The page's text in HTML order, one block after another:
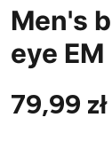
Men's
eye EM
79,99 zł